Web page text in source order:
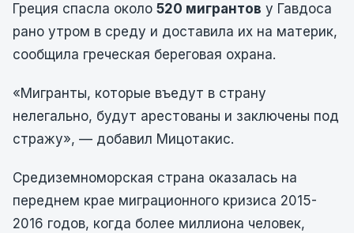
Греция спасла около 520 мигрантов у Гавдоса
рано утром в среду и доставила их на материк,
сообщила греческая береговая охрана.
«Мигранты, которые въедут в страну
нелегально, будут арестованы и заключены под
стражу», — добавил Мицотакис.
Средиземноморская страна оказалась на
переднем крае миграционного кризиса 2015-
2016 годов, когда более миллиона человек,